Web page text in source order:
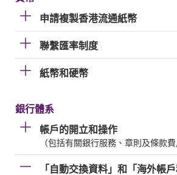
申請複製香港流通紙幣
聯繫匯率制度
紙幣和硬幣
銀行體系
帳戶的開立和操作
（包括有關銀行服務、章則及條款
「自動交換資料」和「海外帳